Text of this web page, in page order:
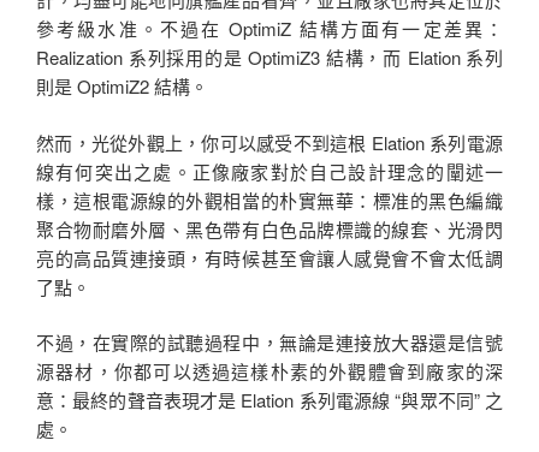
參考級水准。不過在 OptimiZ 結構方面有一定差異：
Realization 系列採用的是 OptimiZ3 結構，而 Elation 系列
則是 OptimiZ2 結構。
然而，光從外觀上，你可以感受不到這根 Elation 系列電源
線有何突出之處。正像廠家對於自己設計理念的闡述一
樣，這根電源線的外觀相當的朴實無華：標准的黑色編織
聚合物耐磨外層、黑色帶有白色品牌標識的線套、光滑閃
亮的高品質連接頭，有時候甚至會讓人感覺會不會太低調
了點。
不過，在實際的試聽過程中，無論是連接放大器還是信號
源器材，你都可以透過這樣朴素的外觀體會到廠家的深
意：最終的聲音表現才是 Elation 系列電源線 “與眾不同” 之
處。